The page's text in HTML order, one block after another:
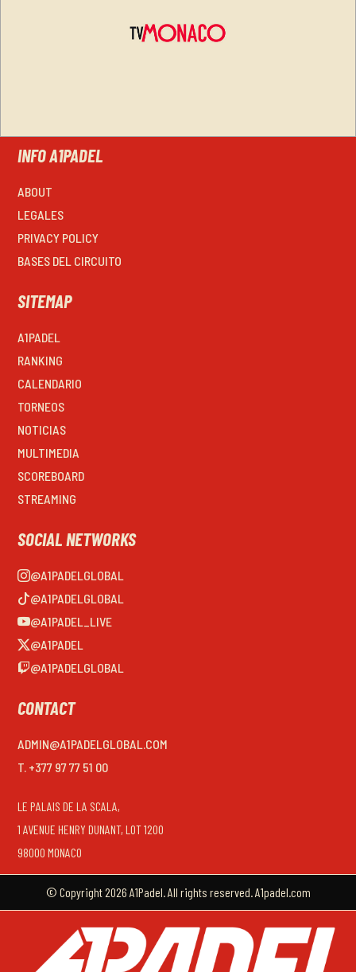
INFO A1PADEL
ABOUT
LEGALES
PRIVACY POLICY
BASES DEL CIRCUITO
SITEMAP
A1PADEL
RANKING
CALENDARIO
TORNEOS
NOTICIAS
MULTIMEDIA
SCOREBOARD
STREAMING
SOCIAL NETWORKS
@A1PADELGLOBAL
@A1PADELGLOBAL
@A1PADEL_LIVE
@A1PADEL
@A1PADELGLOBAL
CONTACT
ADMIN@A1PADELGLOBAL.COM
T. +377 97 77 51 00
LE PALAIS DE LA SCALA,
1 AVENUE HENRY DUNANT, LOT 1200
98000 MONACO
© Copyright 2026 A1Padel. All rights reserved. A1padel.com